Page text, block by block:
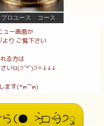
プロユース コース
ュー画面か
り ご覧下さい
る方は
いଘ(੭ˊ꒳​ˋ)੭✧↓↓↓
ます(*๓´˘`๓)
ら(● ˃̶͈̀ロ˂̶͈́)੭ꠥ